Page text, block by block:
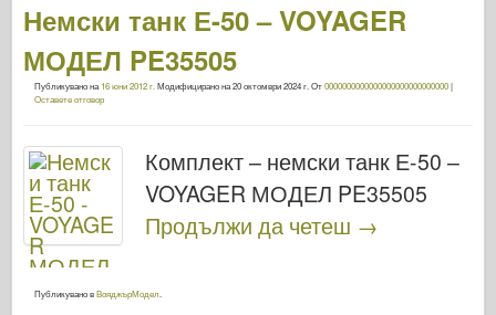
Немски танк Е-50 – VOYAGER
МОДЕЛ PE35505
Публикувано на 16 юни 2012 г. Модифицирано на20 октомври 2024 г. От0000000000000000000000000000|
Оставете отговор
Комплект – немски танк Е-50 –
VOYAGER МОДЕЛ PE35505
Продължи да четеш →
Публикувано вВояджърМодел